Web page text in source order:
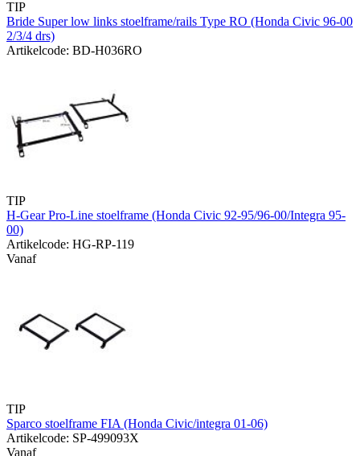
TIP
Bride Super low links stoelframe/rails Type RO (Honda Civic 96-00
2/3/4 drs)
Artikelcode: BD-H036RO
TIP
H-Gear Pro-Line stoelframe (Honda Civic 92-95/96-00/Integra 95-
00)
Artikelcode: HG-RP-119
Vanaf
TIP
Sparco stoelframe FIA (Honda Civic/integra 01-06)
Artikelcode: SP-499093X
Vanaf